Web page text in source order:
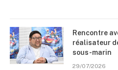
Rencontre
réalisateur
sous-marin
29/07/2026